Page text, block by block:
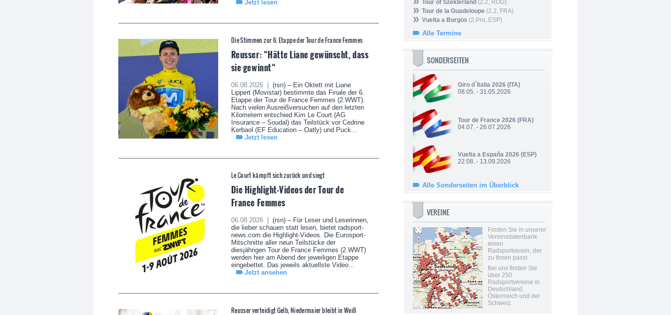
Jetzt lesen
Die Stimmen zur 6. Etappe der Tour de France Femmes
Reusser: “Hätte Liane gewünscht, dass
sie gewinnt“
06.08.2026 |
(rsn) – Ein Oktett mit Liane
Lippert (Movistar) bestimmte das Finale der 6.
Etappe der Tour de France Femmes (2.WWT).
Nach vielen Ausreißversuchen auf den letzten
Kilometern entschied Kim Le Court (AG
Insurance – Soudal) das Teilstück vor Cedrine
Kerbaol (EF Education – Oatly) und Puck...
Jetzt lesen
Le Court kämpft sich zurück und siegt
Die Highlight-Videos der Tour de
France Femmes
06.08.2026 |
(rsn) – Für Leser und Leserinnen,
die lieber schauen statt lesen, bietet radsport-
news.com die Highlight-Videos. Die Eurosport-
Mitschnitte aller neun Teilstücke der
diesjährigen Tour de France Femmes (2.WWT)
werden hier am Abend der jeweiligen Etappe
eingebettet. Das jeweils aktuellste Video...
Jetzt ansehen
Reusser verteidigt Gelb, Niedermaier bleibt in Weiß
Tour of Szeklerland (2.2, ROU)
Tour de la Guadeloupe (2.2, FRA)
Vuelta a Burgos (2.Pro, ESP)
Alle Termine
SONDERSEITEN
Giro d`Italia 2026 (ITA)
08.05. - 31.05.2026
Tour de France 2026 (FRA)
04.07. - 26.07.2026
Vuelta a España 2026 (ESP)
22.08. - 13.09.2026
Alle Sonderseiten im Überblick
VEREINE
Finden Sie in unserer
Vereinsdatenbank
einen
Radsportverein, der
zu Ihnen passt.
Bei uns finden Sie
über 250
Radsportvereine in
Deutschland,
Österrreich und der
Schweiz.